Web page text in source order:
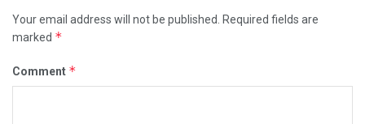
Your email address will not be published. Required fields are
marked *
Comment *